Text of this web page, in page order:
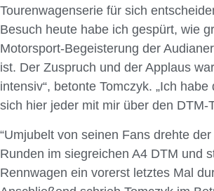
Tourenwagenserie für sich
Besuch heute habe ich gespürt, wie
Motorsport-Begeisterung der
ist. Der Zuspruch und der Applaus
intensiv“, betonte Tomczyk. „Ich
sich hier jeder mit mir über den DTM-
“Umjubelt von seinen Fans drehte
Runden im siegreichen A4 DTM und
Rennwagen ein vorerst letztes Mal